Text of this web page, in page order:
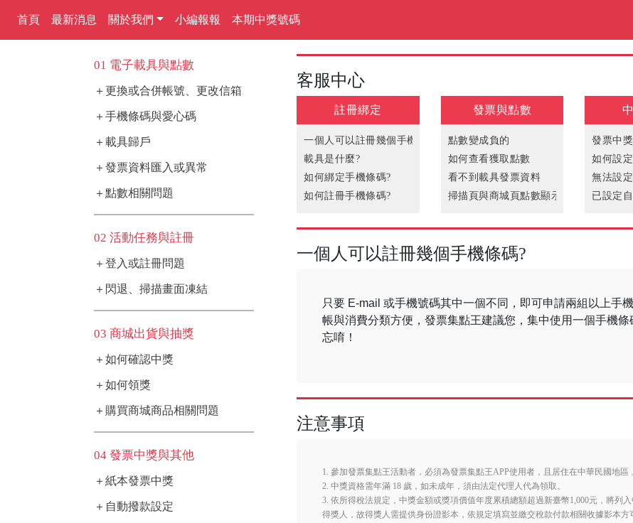
首頁 最新消息 關於我們 小編報報 本期中獎號碼
01 電子載具與點數
＋更換或合併帳號、更改信箱
＋手機條碼與愛心碼
＋載具歸戶
＋發票資料匯入或異常
＋點數相關問題
02 活動任務與註冊
＋登入或註冊問題
＋閃退、掃描畫面凍結
03 商城出貨與抽獎
＋如何確認中獎
＋如何領獎
＋購買商城商品相關問題
04 發票中獎與其他
＋紙本發票中獎
＋自動撥款設定
客服中心
註冊綁定
一個人可以註冊幾個手機條碼?
載具是什麼?
如何綁定手機條碼?
如何註冊手機條碼?
如何重新綁定條碼?
發票與點數
點數變成負的
如何查看獲取點數
看不到載具發票資料
掃描頁與商城頁點數顯示不同步
發票已被他人掃描
發票中
如何設
無法設
已設定
一個人可以註冊幾個手機條碼?
只要 E-mail 或手機號碼其中一個不同，即可申請兩組以上手
帳與消費分類方便，發票集點王建議您，集中使用一個手機
忘唷！
注意事項
1. 參加發票集點王活動者，必須為發票集點王APP使用者，且居住在中華民國地區
2. 中獎資格需年滿 18 歲，如未成年，須由法定代理人代為領取。
3. 依所得稅法規定，中獎金額或獎項價值年度累積總額超過新臺幣1,000元，將列
得獎人，故得獎人需提供身份證影本，依規定填寫並繳交稅款付款相關收據影本